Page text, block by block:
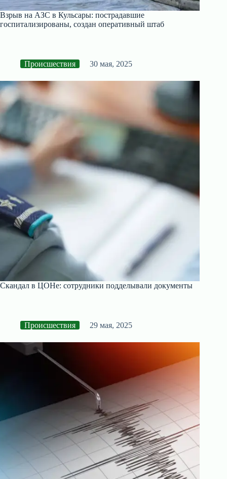
Взрыв на АЗС в Кульсары: пострадавшие
госпитализированы, создан оперативный штаб
Происшествия 30 мая, 2025
Скандал в ЦОНе: сотрудники подделывали документы
Происшествия 29 мая, 2025